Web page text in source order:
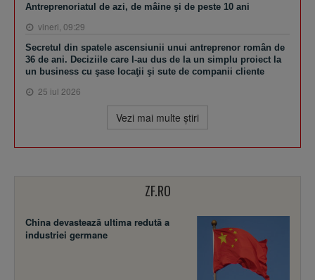
Antreprenoriatul de azi, de mâine şi de peste 10 ani
vineri, 09:29
Secretul din spatele ascensiunii unui antreprenor român de
36 de ani. Deciziile care l-au dus de la un simplu proiect la
un business cu şase locaţii şi sute de companii cliente
25 iul 2026
Vezi mai multe ştiri
ZF.RO
China devastează ultima redută a
industriei germane